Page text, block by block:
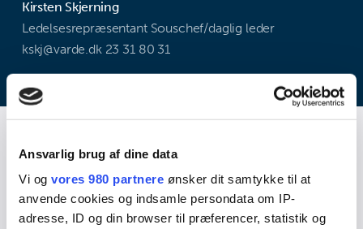
Ansvarlig brug af dine data
Vi og vores 980 partnere ønsker dit samtykke til at
anvende cookies og indsamle persondata om IP-
adresse, ID og din browser til præferencer, statistik og
Kirsten Skjerning
Ledelsesrepræsentant Souschef/daglig leder
kskj@varde.dk 23 31 80 31
Ledelse